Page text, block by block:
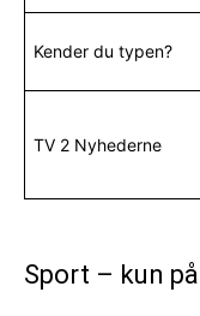
Kender du typen?
TV 2 Nyhederne
Sport – kun